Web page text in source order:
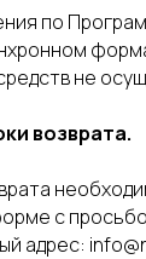
по
не
возврата.
с
адрес: